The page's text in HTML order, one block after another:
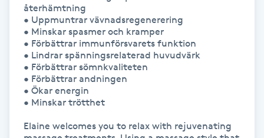
Hårvård
Hälsprickor
Idrottsmassage
återhämtning
• Uppmuntrar vävnadsregenerering
• Minskar spasmer och kramper
• Förbättrar immunförsvarets funktion
• Lindrar spänningsrelaterad huvudvärk
• Förbättrar sömnkvaliteten
• Förbättrar andningen
• Ökar energin
• Minskar trötthet
Elaine welcomes you to relax with rejuvenating